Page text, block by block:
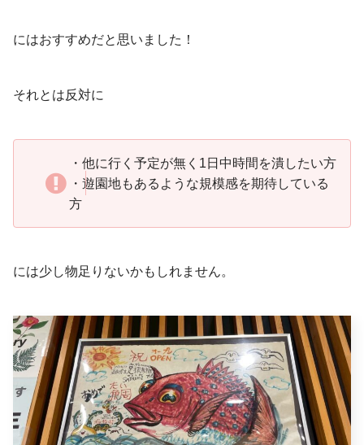
にはおすすめだと思いました！
それとは反対に
・他に行く予定が無く1日中時間を潰したい方
・遊園地もあるような規模感を期待している
方
には少し物足りないかもしれません。